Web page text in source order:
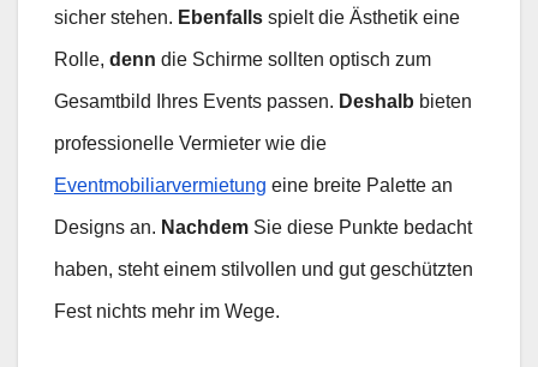
sicher stehen. Ebenfalls spielt die Ästhetik eine
Rolle, denn die Schirme sollten optisch zum
Gesamtbild Ihres Events passen. Deshalb bieten
professionelle Vermieter wie die
Eventmobiliarvermietung eine breite Palette an
Designs an. Nachdem Sie diese Punkte bedacht
haben, steht einem stilvollen und gut geschützten
Fest nichts mehr im Wege.